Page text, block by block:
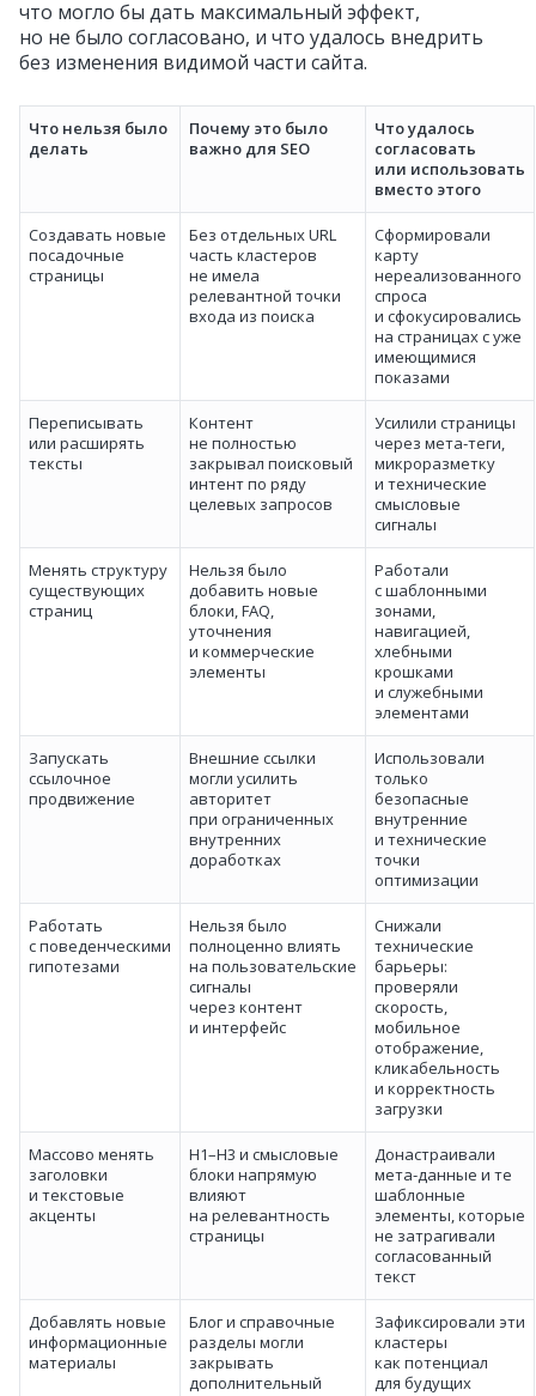
что могло бы дать максимальный эффект,
но не было согласовано, и что удалось внедрить
без изменения видимой части сайта.
Что нельзя было
делать
Почему это было
важно для SEO
Что удалось
согласовать
или использовать
вместо этого
Создавать новые
посадочные
страницы
Без отдельных URL
часть кластеров
не имела
релевантной точки
входа из поиска
Сформировали
карту
нереализованного
спроса
и сфокусировались
на страницах с уже
имеющимися
показами
Переписывать
или расширять
тексты
Контент
не полностью
закрывал поисковый
интент по ряду
целевых запросов
Усилили страницы
через мета‑теги,
микроразметку
и технические
смысловые
сигналы
Менять структуру
существующих
страниц
Нельзя было
добавить новые
блоки, FAQ,
уточнения
и коммерческие
элементы
Работали
с шаблонными
зонами,
навигацией,
хлебными
крошками
и служебными
элементами
Запускать
ссылочное
продвижение
Внешние ссылки
могли усилить
авторитет
при ограниченных
внутренних
доработках
Использовали
только
безопасные
внутренние
и технические
точки
оптимизации
Работать
с поведенческими
гипотезами
Нельзя было
полноценно влиять
на пользовательские
сигналы
через контент
и интерфейс
Снижали
технические
барьеры:
проверяли
скорость,
мобильное
отображение,
кликабельность
и корректность
загрузки
Массово менять
заголовки
и текстовые
акценты
H1–H3 и смысловые
блоки напрямую
влияют
на релевантность
страницы
Донастраивали
мета‑данные и те
шаблонные
элементы, которые
не затрагивали
согласованный
текст
Добавлять новые
информационные
материалы
Блог и справочные
разделы могли
закрывать
дополнительный
Зафиксировали эти
кластеры
как потенциал
для будущих